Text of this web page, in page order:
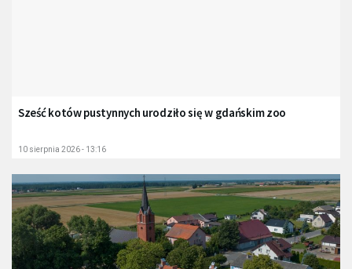
Sześć kotów pustynnych urodziło się w gdańskim zoo
10 sierpnia 2026 - 13:16